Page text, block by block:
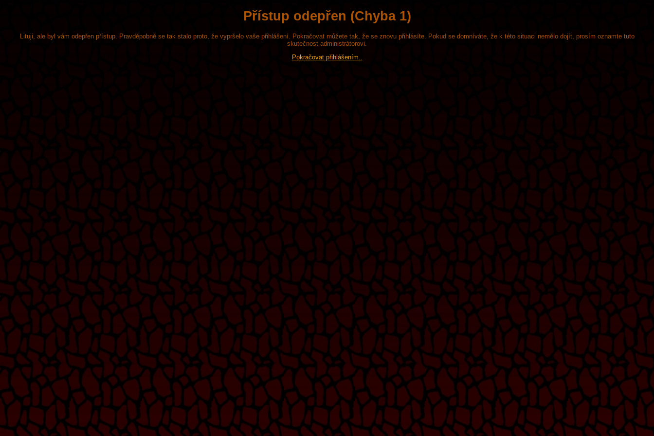
Přístup odepřen (Chyba 1)
Lituji, ale byl vám odepřen přístup. Pravděpobně se tak stalo proto, že vypršelo vaše přihlášení. Pokračovat můžete tak, že se znovu přihlásíte. Pokud se domníváte, že k této situaci nemělo dojít, prosím oznamte tuto
skutečnost administrátorovi.
Pokračovat přihlášením..